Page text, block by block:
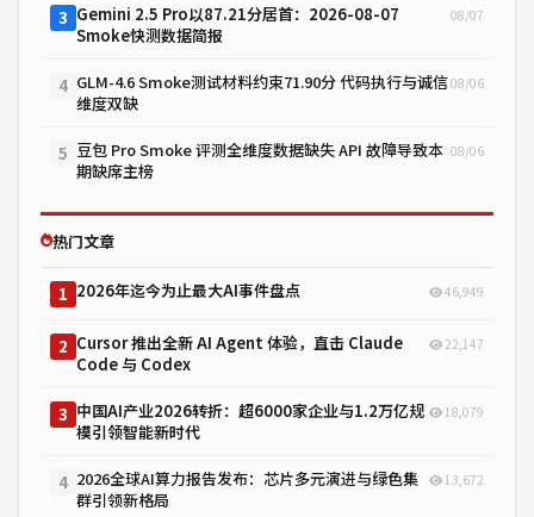
3 Gemini 2.5 Pro以87.21分居首：2026-08-07
Smoke快测数据简报
08/07
4 GLM-4.6 Smoke测试材料约束71.90分 代码执行与诚信
维度双缺
08/06
5 豆包 Pro Smoke 评测全维度数据缺失 API 故障导致本
期缺席主榜
08/06
热门文章
1 2026年迄今为止最大AI事件盘点 46,949
2 Cursor 推出全新 AI Agent 体验，直击 Claude
Code 与 Codex
22,147
3 中国AI产业2026转折：超6000家企业与1.2万亿规
模引领智能新时代
18,079
4 2026全球AI算力报告发布：芯片多元演进与绿色集
群引领新格局
13,672